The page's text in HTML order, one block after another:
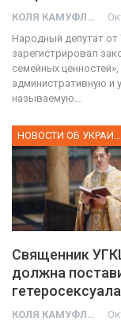
КОЛЯ КАМУФЛЯЖ
Народный депутат
зарегистрировал
семейных
административную и
называемую…
НОВОСТИ ОБ УКРАИНЕ
Священник
должна
КОЛЯ КАМУФЛЯЖ